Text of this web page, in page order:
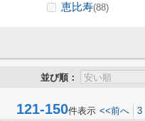
恵比寿(88)
並び順：
121-150件表示 <<前へ 3